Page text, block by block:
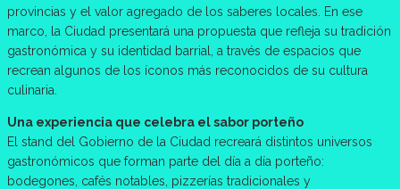
provincias y el valor agregado de los saberes locales. En ese
marco, la Ciudad presentará una propuesta que refleja su tradición
gastronómica y su identidad barrial, a través de espacios que
recrean algunos de los íconos más reconocidos de su cultura
culinaria.
Una experiencia que celebra el sabor porteño
El stand del Gobierno de la Ciudad recreará distintos universos
gastronómicos que forman parte del día a día porteño:
bodegones, cafés notables, pizzerías tradicionales y